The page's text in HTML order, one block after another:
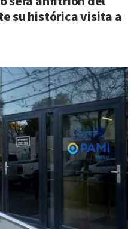
su histórica visita a